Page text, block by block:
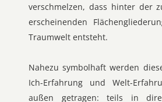
verschmelzen, dass hinter der
erscheinenden
Traumwelt entsteht.
Nahezu symbolhaft werden
Ich-Erfahrung und Welt-
außen getragen: teils in